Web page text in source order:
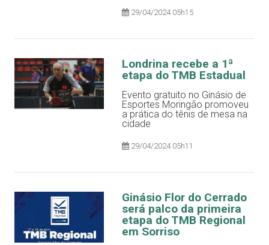
29/04/2024 05h15
Londrina recebe a 1ª
etapa do TMB Estadual
Evento gratuito no Ginásio de
Esportes Moringão promoveu
a prática do tênis de mesa na
cidade
29/04/2024 05h11
Ginásio Flor do Cerrado
será palco da primeira
etapa do TMB Regional
em Sorriso